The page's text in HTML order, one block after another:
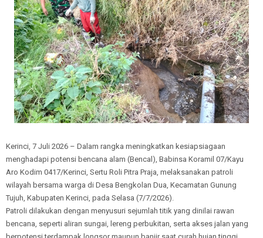
Kerinci, 7 Juli 2026 – Dalam rangka meningkatkan kesiapsiagaan
menghadapi potensi bencana alam (Bencal), Babinsa Koramil 07/Kayu
Aro Kodim 0417/Kerinci, Sertu Roli Pitra Praja, melaksanakan patroli
wilayah bersama warga di Desa Bengkolan Dua, Kecamatan Gunung
Tujuh, Kabupaten Kerinci, pada Selasa (7/7/2026).
Patroli dilakukan dengan menyusuri sejumlah titik yang dinilai rawan
bencana, seperti aliran sungai, lereng perbukitan, serta akses jalan yang